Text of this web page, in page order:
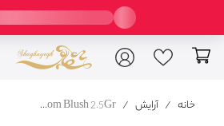
خانه / آرایش /
Pippa Blush Inbloom Blush 2.5Gr